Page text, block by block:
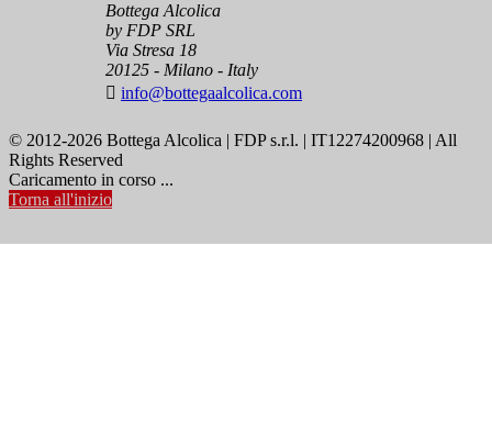
Bottega Alcolica
by FDP SRL
Via Stresa 18
20125 - Milano - Italy
 info@bottegaalcolica.com
© 2012-2026 Bottega Alcolica | FDP s.r.l. | IT12274200968 | All
Rights Reserved
Caricamento in corso ...
Torna all'inizio